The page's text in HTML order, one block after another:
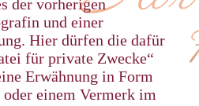
der vorherigen
und einer
Hier dürfen die dafür
für private Zwecke“
Erwähnung in Form
einem Vermerk im